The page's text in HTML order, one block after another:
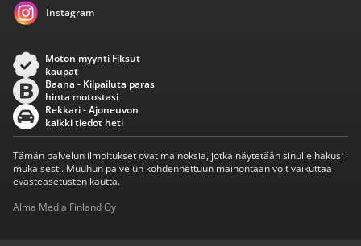
Instagram
Moton myynti Fiksut
kaupat
Baana - Kilpailuta paras
hinta motostasi
Rekkari - Ajoneuvon
kaikki tiedot heti
Tämän palvelun ilmoitukset ovat mainoksia, jotka näytetään sinulle hakusi
mukaisesti. Muuhun palvelun kohdennettuun mainontaan voit vaikuttaa
evästeasetusten kautta.
Alma Media Finland Oy